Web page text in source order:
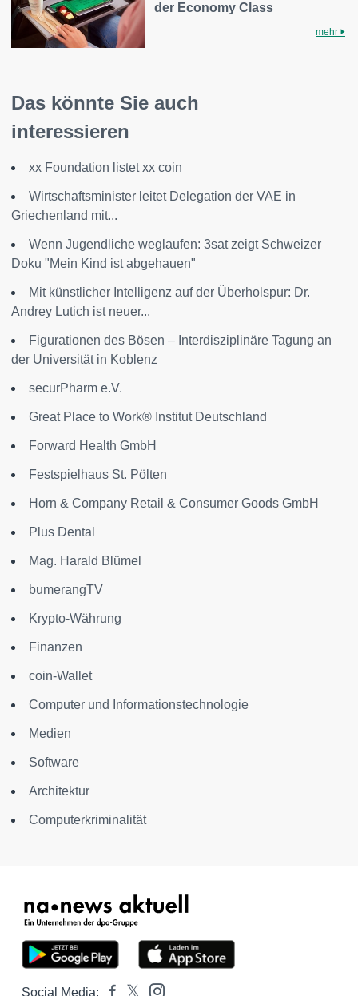
der Economy Class
mehr
Das könnte Sie auch
interessieren
xx Foundation listet xx coin
Wirtschaftsminister leitet Delegation der VAE in
Griechenland mit...
Wenn Jugendliche weglaufen: 3sat zeigt Schweizer
Doku "Mein Kind ist abgehauen"
Mit künstlicher Intelligenz auf der Überholspur: Dr.
Andrey Lutich ist neuer...
Figurationen des Bösen – Interdisziplinäre Tagung an
der Universität in Koblenz
securPharm e.V.
Great Place to Work® Institut Deutschland
Forward Health GmbH
Festspielhaus St. Pölten
Horn & Company Retail & Consumer Goods GmbH
Plus Dental
Mag. Harald Blümel
bumerangTV
Krypto-Währung
Finanzen
coin-Wallet
Computer und Informationstechnologie
Medien
Software
Architektur
Computerkriminalität
Social Media: